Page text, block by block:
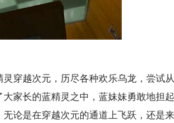
穿越次元，历尽各种欢乐乌龙，尝试从
家长的蓝精灵之中，蓝妹妹勇敢地担起
论是在穿越次元的通道上飞跃，还是来